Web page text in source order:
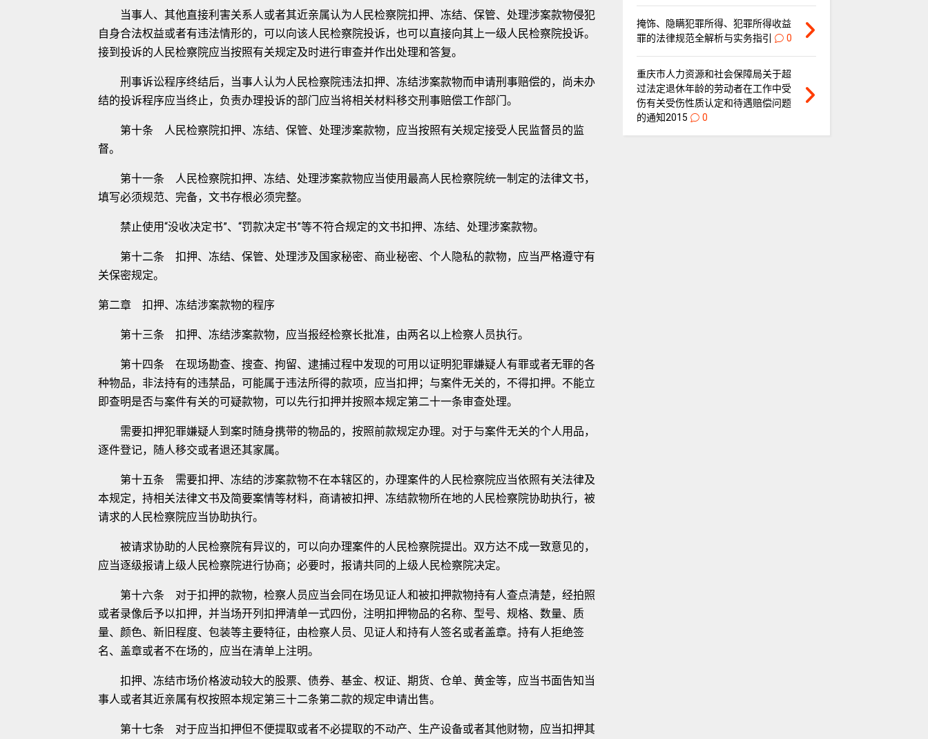
当事人、其他直接利害关系人或者其近亲属认为人民检察院扣押、冻结、保管、处理涉案款物侵犯
自身合法权益或者有违法情形的，可以向该人民检察院投诉，也可以直接向其上一级人民检察院投诉。
接到投诉的人民检察院应当按照有关规定及时进行审查并作出处理和答复。
刑事诉讼程序终结后，当事人认为人民检察院违法扣押、冻结涉案款物而申请刑事赔偿的，尚未办
结的投诉程序应当终止，负责办理投诉的部门应当将相关材料移交刑事赔偿工作部门。
第十条 人民检察院扣押、冻结、保管、处理涉案款物，应当按照有关规定接受人民监督员的监
督。
第十一条 人民检察院扣押、冻结、处理涉案款物应当使用最高人民检察院统一制定的法律文书，
填写必须规范、完备，文书存根必须完整。
禁止使用“没收决定书”、“罚款决定书”等不符合规定的文书扣押、冻结、处理涉案款物。
第十二条 扣押、冻结、保管、处理涉及国家秘密、商业秘密、个人隐私的款物，应当严格遵守有
关保密规定。
第二章 扣押、冻结涉案款物的程序
第十三条 扣押、冻结涉案款物，应当报经检察长批准，由两名以上检察人员执行。
第十四条 在现场勘查、搜查、拘留、逮捕过程中发现的可用以证明犯罪嫌疑人有罪或者无罪的各
种物品，非法持有的违禁品，可能属于违法所得的款项，应当扣押；与案件无关的，不得扣押。不能立
即查明是否与案件有关的可疑款物，可以先行扣押并按照本规定第二十一条审查处理。
需要扣押犯罪嫌疑人到案时随身携带的物品的，按照前款规定办理。对于与案件无关的个人用品，
逐件登记，随人移交或者退还其家属。
第十五条 需要扣押、冻结的涉案款物不在本辖区的，办理案件的人民检察院应当依照有关法律及
本规定，持相关法律文书及简要案情等材料，商请被扣押、冻结款物所在地的人民检察院协助执行，被
请求的人民检察院应当协助执行。
被请求协助的人民检察院有异议的，可以向办理案件的人民检察院提出。双方达不成一致意见的，
应当逐级报请上级人民检察院进行协商；必要时，报请共同的上级人民检察院决定。
第十六条 对于扣押的款物，检察人员应当会同在场见证人和被扣押款物持有人查点清楚，经拍照
或者录像后予以扣押，并当场开列扣押清单一式四份，注明扣押物品的名称、型号、规格、数量、质
量、颜色、新旧程度、包装等主要特征，由检察人员、见证人和持有人签名或者盖章。持有人拒绝签
名、盖章或者不在场的，应当在清单上注明。
扣押、冻结市场价格波动较大的股票、债券、基金、权证、期货、仓单、黄金等，应当书面告知当
事人或者其近亲属有权按照本规定第三十二条第二款的规定申请出售。
第十七条 对于应当扣押但不便提取或者不必提取的不动产、生产设备或者其他财物，应当扣押其
掩饰、隐瞒犯罪所得、犯罪所得收益
罪的法律规范全解析与实务指引
0
重庆市人力资源和社会保障局关于超
过法定退休年龄的劳动者在工作中受
伤有关受伤性质认定和待遇赔偿问题
的通知2015
0